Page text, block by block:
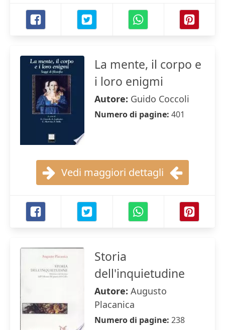
La mente, il corpo e
i loro enigmi
Autore: Guido Coccoli
Numero di pagine: 401
Vedi maggiori dettagli
Storia
dell'inquietudine
Autore: Augusto
Placanica
Numero di pagine: 238